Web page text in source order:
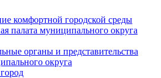
комфортной городской среды
палата муниципального округа
органы и представительства
округа